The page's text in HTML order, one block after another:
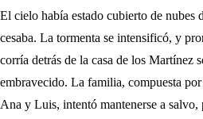
El cielo había estado cubierto de nubes
cesaba. La tormenta se intensificó, y
corría detrás de la casa de los Martínez
embravecido. La familia, compuesta
Ana y Luis, intentó mantenerse a salvo,